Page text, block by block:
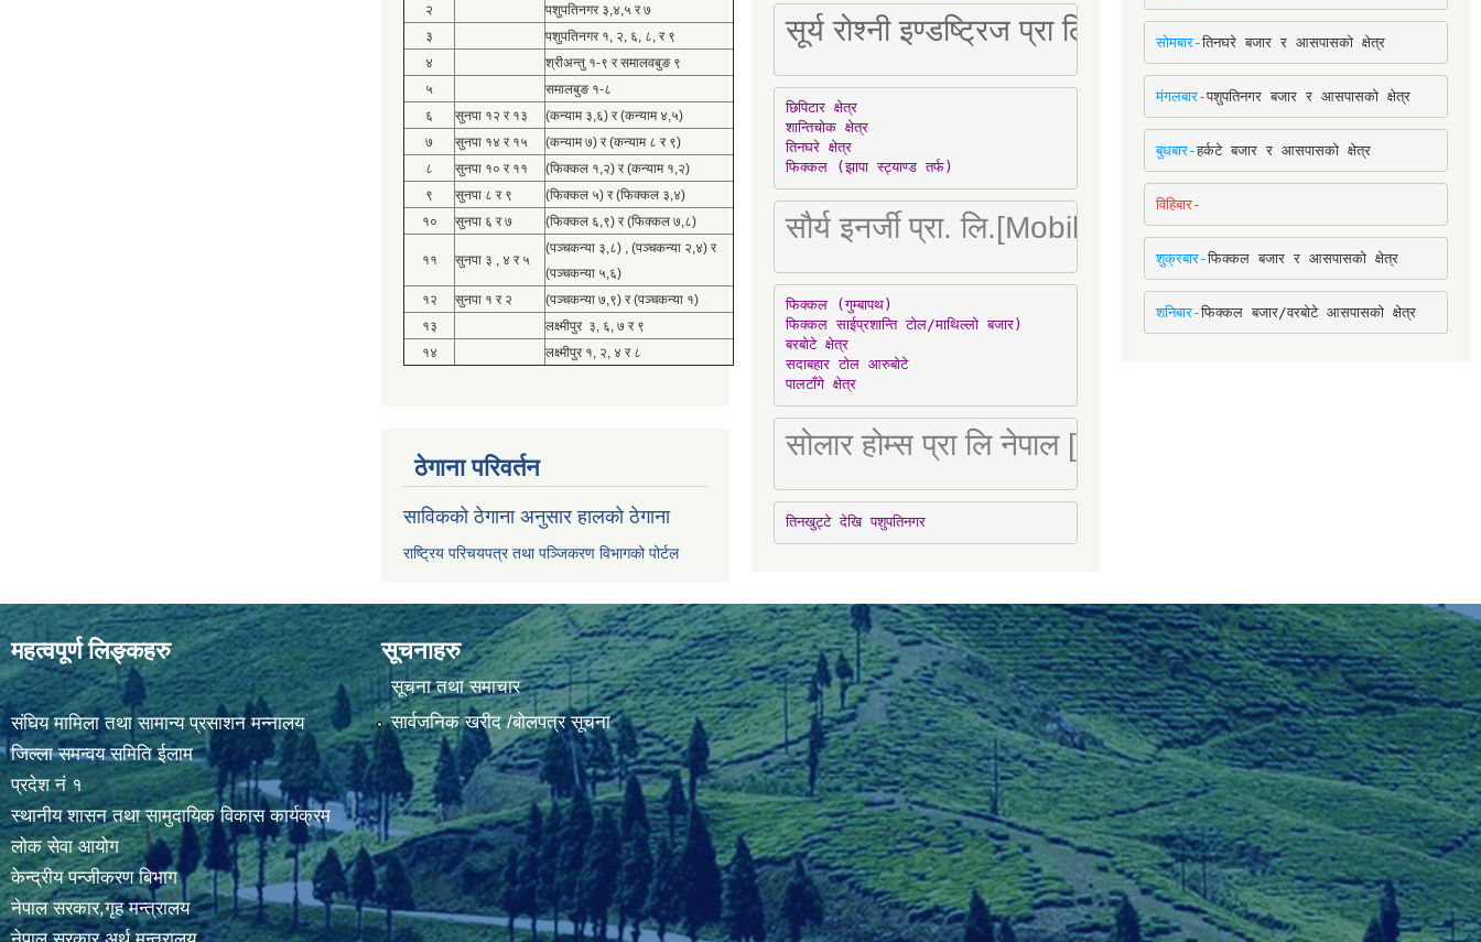
२
पशुपतिनगर ३,४,५ र ७
३
पशुपतिनगर १, २, ६, ८, र ९
४
श्रीअन्तु १-९ र समालवबुङ ९
५
समालबुङ १-८
६
सुनपा १२ र १३
(कन्याम ३,६) र (कन्याम ४,५)
७
सुनपा १४ र १५
(कन्याम ७) र (कन्याम ८ र ९)
८
सुनपा १० र ११
(फिक्कल १,२) र (कन्याम १,२)
९
सुनपा ८ र ९
(फिक्कल ५) र (फिक्कल ३,४)
१०
सुनपा ६ र ७ (फिक्कल ६,९) र (फिक्कल ७,८)
११ सुनपा ३ , ४ र ५
(पञ्चकन्या ३,८) , (पञ्चकन्या २,४) र
(पञ्चकन्या ५,६)
१२
सुनपा १ र २
(पञ्चकन्या ७,९) र (पञ्चकन्या १)
१३
लक्ष्मीपुर ३, ६, ७ र ९
१४
लक्ष्मीपुर १, २, ४ र ८
ठेगाना परिवर्तन
साविकको ठेगाना अनुसार हालको ठेगाना
राष्ट्रिय परिचयपत्र तथा पञ्जिकरण विभागको पोर्टल
सूर्य रोश्नी इण्डष्ट्रिज प्रा लि [Mobile: 9851034034]
छिपिटार क्षेत्र
शान्तिचोक क्षेत्र
तिनघरे क्षेत्र
फिक्कल (झापा स्ट्याण्ड तर्फ)
सौर्य इनर्जी प्रा. लि.[Mobile : 9842780266]
फिक्कल (गुम्बापथ)
फिक्कल साईप्रशान्ति टोल/माथिल्लो बजार)
बरबोटे क्षेत्र
सदाबहार टोल आरुबोटे
पालटाँगे क्षेत्र
सोलार होम्स प्रा लि नेपाल [Mobile : 9851066274]
तिनखुट्टे देखि पशुपतिनगर
सोमबार-तिनघरे बजार र आसपासको क्षेत्र
मंगलबार-पशुपतिनगर बजार र आसपासको क्षेत्र
बुधबार-हर्कटे बजार र आसपासको क्षेत्र
विहिबार-
शुक्रबार-फिक्कल बजार र आसपासको क्षेत्र
शनिबार-फिक्कल बजार/वरबोटे आसपासको क्षेत्र
महत्वपूर्ण लिङ्कहरु
संघिय मामिला तथा सामान्य प्रसाशन मन्नालय
जिल्ला समन्वय समिति ईलाम
प्रदेश नं १
स्थानीय शासन तथा सामुदायिक विकास कार्यक्रम
लोक सेवा आयोग
केन्द्रीय पन्जीकरण बिभाग
नेपाल सरकार,गृह मन्त्रालय
सूचनाहरु
सूचना तथा समाचार
सार्वजनिक खरीद /बोलपत्र सूचना